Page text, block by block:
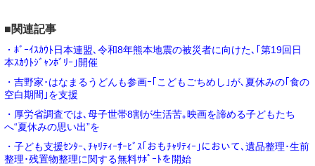
■関連記事
・ﾎﾞｰｲｽｶｳﾄ日本連盟､令和8年熊本地震の被災者に向けた､｢第19回日
本ｽｶｳﾄｼﾞｬﾝﾎﾞﾘｰ｣開催
・吉野家･はなまるうどんも参画ｰ｢こどもごちめし｣が､夏休みの｢食の
空白期間｣を支援
・厚労省調査では､母子世帯8割が生活苦｡映画を諦める子どもたち
へ“夏休みの思い出”を
・子ども支援ｾﾝﾀｰ､ﾁｬﾘﾃｨｰｻｰﾋﾞｽ｢おもﾁｬﾘﾃｨｰ｣において､遺品整理･生前
整理･残置物整理に関する無料ｻﾎﾟｰﾄを開始